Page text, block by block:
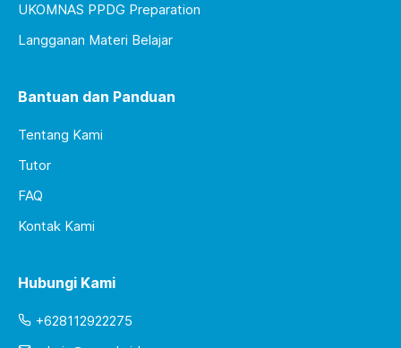
UKOMNAS PPDG Preparation
Langganan Materi Belajar
Bantuan dan Panduan
Tentang Kami
Tutor
FAQ
Kontak Kami
Hubungi Kami
+628112922275